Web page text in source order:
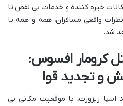
خیره کننده و خدمات بی نقص تا
واقعی مسافران، همه و همه با
شد.
کرومار افسوس:
و تجدید قوا
ریزورت، با موقعیت مکانی بی